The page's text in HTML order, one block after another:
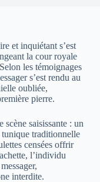
et inquiétant s’est
la cour royale
les témoignages
s’est rendu au
oubliée,
pierre.
scène saisissante : un
traditionnelle
censées offrir
l’individu
interdite.